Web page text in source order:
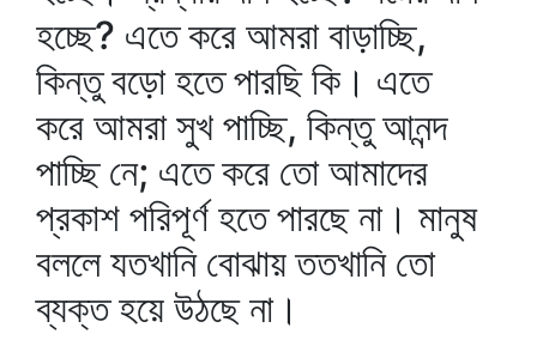
হচ্ছে? এতে করে আমরা বাড়াচ্ছি,
কিন্তু বড়ো হতে পারছি কি। এতে
করে আমরা সুখ পাচ্ছি, কিন্তু আনন্দ
পাচ্ছি নে; এতে করে তো আমাদের
প্রকাশ পরিপূর্ণ হতে পারছে না। মানুষ
বললে যতখানি বোঝায় ততখানি তো
ব্যক্ত হয়ে উঠছে না।